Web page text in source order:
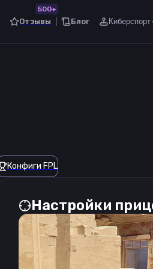
Отзывы
500+
Блог Киберспорт
Конфиги FPL
Настройки